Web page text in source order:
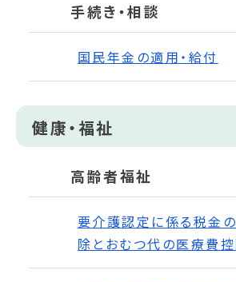
手続き・相談
国民年金の適用・給付
健康・福祉
高齢者福祉
要介護認定に係る税金
除とおむつ代の医療費控